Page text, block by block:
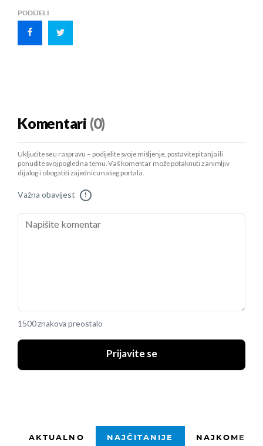
PODIJELI
Komentari (0)
Uključite se u raspravu – podijelite svoje mišljenje, postavite pitanja ili
ponudite svoj pogled na temu. Vaš komentar može potaknuti zanimljiv
dijalog i obogatiti zajednicu našeg portala.
Važna obavijest !
1500 znakova preostalo
Prijavite se
AKTUALNO NAJČITANIJE